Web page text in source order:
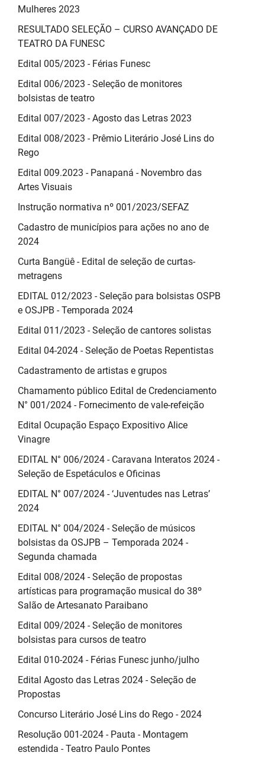
Mulheres 2023
RESULTADO SELEÇÃO – CURSO AVANÇADO DE
TEATRO DA FUNESC
Edital 005/2023 - Férias Funesc
Edital 006/2023 - Seleção de monitores
bolsistas de teatro
Edital 007/2023 - Agosto das Letras 2023
Edital 008/2023 - Prêmio Literário José Lins do
Rego
Edital 009.2023 - Panapaná - Novembro das
Artes Visuais
Instrução normativa nº 001/2023/SEFAZ
Cadastro de municípios para ações no ano de
2024
Curta Bangüê - Edital de seleção de curtas-
metragens
EDITAL 012/2023 - Seleção para bolsistas OSPB
e OSJPB - Temporada 2024
Edital 011/2023 - Seleção de cantores solistas
Edital 04-2024 - Seleção de Poetas Repentistas
Cadastramento de artistas e grupos
Chamamento público Edital de Credenciamento
N° 001/2024 - Fornecimento de vale-refeição
Edital Ocupação Espaço Expositivo Alice
Vinagre
EDITAL N° 006/2024 - Caravana Interatos 2024 -
Seleção de Espetáculos e Oficinas
EDITAL N° 007/2024 - ‘Juventudes nas Letras’
2024
EDITAL N° 004/2024 - Seleção de músicos
bolsistas da OSJPB – Temporada 2024 -
Segunda chamada
Edital 008/2024 - Seleção de propostas
artísticas para programação musical do 38º
Salão de Artesanato Paraibano
Edital 009/2024 - Seleção de monitores
bolsistas para cursos de teatro
Edital 010-2024 - Férias Funesc junho/julho
Edital Agosto das Letras 2024 - Seleção de
Propostas
Concurso Literário José Lins do Rego - 2024
Resolução 001-2024 - Pauta - Montagem
estendida - Teatro Paulo Pontes